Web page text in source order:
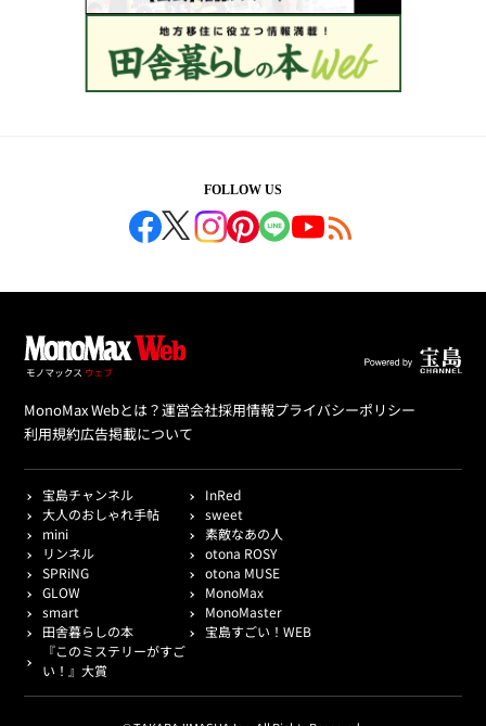
FOLLOW US
MonoMax Webとは？運営会社採用情報プライバシーポリシー
利用規約広告掲載について
宝島チャンネル
InRed
大人のおしゃれ手帖
sweet
mini
素敵なあの人
リンネル
otona ROSY
SPRiNG
otona MUSE
GLOW
MonoMax
smart
MonoMaster
田舎暮らしの本
宝島すごい！WEB
『このミステリーがすご
い！』大賞